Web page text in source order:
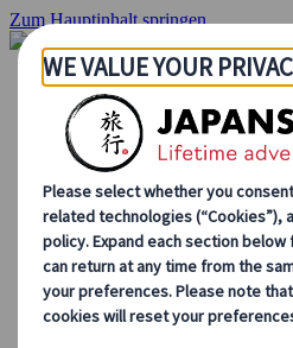
Zum Hauptinhalt springen
Startseite
Rundreisen
Individuelle Reisen
Gruppenreisen
Selbstfahrerreisen
Ausflüge
Massgeschneiderte
Japan Rail Pass
Wie wir arbeiten
Über uns
Treffen Sie unser Team
Werden Sie Teil unseres